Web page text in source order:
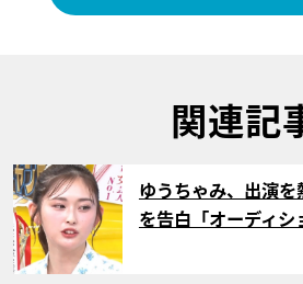
関連記
サムネイル
ゆうちゃみ、出演
を告白「オーディ